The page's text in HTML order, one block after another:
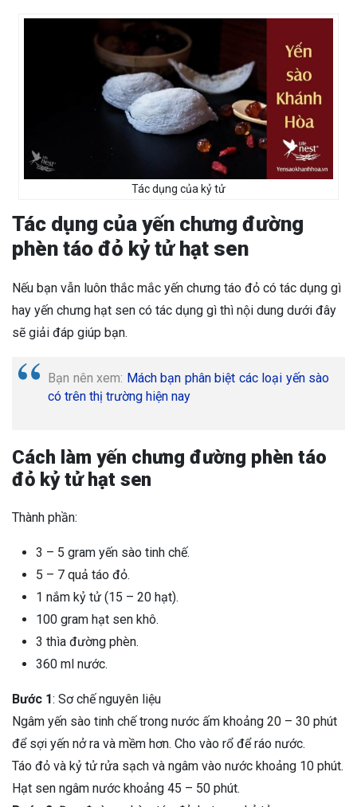
Tác dụng của kỷ tử
Tác dụng của yến chưng đường
phèn táo đỏ kỷ tử hạt sen
Nếu bạn vẫn luôn thắc mắc yến chưng táo đỏ có tác dụng gì
hay yến chưng hạt sen có tác dụng gì thì nội dung dưới đây
sẽ giải đáp giúp bạn.
Bạn nên xem: Mách bạn phân biệt các loại yến sào
có trên thị trường hiện nay
Cách làm yến chưng đường phèn táo
đỏ kỷ tử hạt sen
Thành phần:
3 – 5 gram yến sào tinh chế.
5 – 7 quả táo đỏ.
1 nắm kỷ tử (15 – 20 hạt).
100 gram hạt sen khô.
3 thìa đường phèn.
360 ml nước.
Bước 1: Sơ chế nguyên liệu
Ngâm yến sào tinh chế trong nước ấm khoảng 20 – 30 phút
để sợi yến nở ra và mềm hơn. Cho vào rổ để ráo nước.
Táo đỏ và kỷ tử rửa sạch và ngâm vào nước khoảng 10 phút.
Hạt sen ngâm nước khoảng 45 – 50 phút.